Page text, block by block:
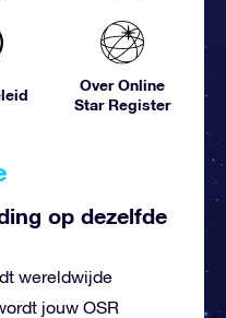
Over Online
Star Register
op dezelfde
wereldwijde
jouw OSR